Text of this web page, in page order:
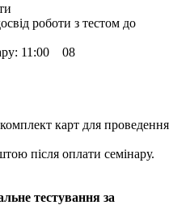
роботи з тестом до
11:00 08
карт для проведення
після оплати семінару.
тестування за